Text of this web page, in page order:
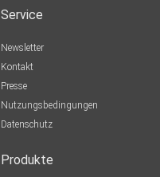
Service
Newsletter
Kontakt
Presse
Nutzungsbedingungen
Datenschutz
Produkte